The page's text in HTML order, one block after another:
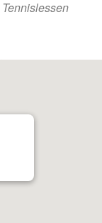
Tennislessen